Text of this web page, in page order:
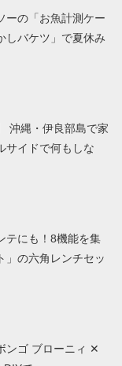
ーの「お魚計測ケー
しバケツ」で夏休み
沖縄・伊良部島で家
サイドで何もしな
テにも！8機能を集
」の六角レンチセッ
ンゴ ブローニィ ✕